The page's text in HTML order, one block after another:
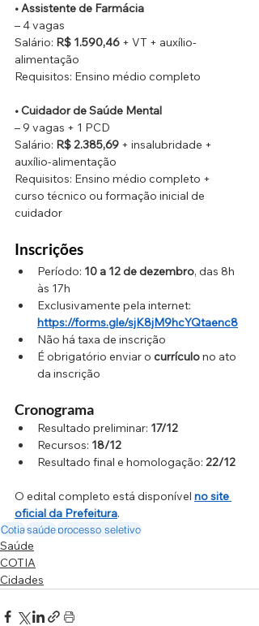
• Assistente de Farmácia
– 4 vagas
Salário: R$ 1.590,46 + VT + auxílio-
alimentação
Requisitos: Ensino médio completo
• Cuidador de Saúde Mental
– 9 vagas + 1 PCD
Salário: R$ 2.385,69 + insalubridade +
auxílio-alimentação
Requisitos: Ensino médio completo +
curso técnico ou formação inicial de
cuidador
Inscrições
Período: 10 a 12 de dezembro, das 8h
às 17h
Exclusivamente pela internet:
https://forms.gle/sjK8jM9hcYQtaenc8
Não há taxa de inscrição
É obrigatório enviar o currículo no ato
da inscrição
Cronograma
Resultado preliminar: 17/12
Recursos: 18/12
Resultado final e homologação: 22/12
O edital completo está disponível no site
oficial da Prefeitura.
Cotiasaúdeprocesso seletivo
Saúde
COTIA
Cidades